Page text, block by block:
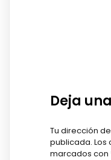
Deja
Tu dirección
publicada. Los
marcados con